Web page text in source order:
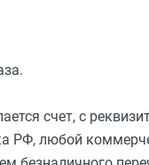
счет, с
РФ, любой